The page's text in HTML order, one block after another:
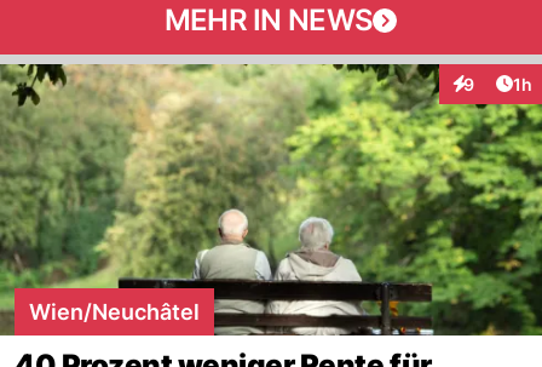
MEHR IN NEWS
9 1h
Wien/Neuchâtel